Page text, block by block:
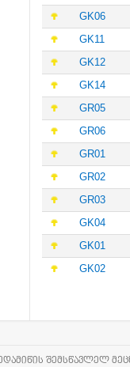
GK06
GK11
GK12
GK14
GR05
GR06
GR01
GR02
GR03
GK04
GK01
GK02
ᲨᲔᲛᲡᲬᲐᲕᲚᲔᲚ